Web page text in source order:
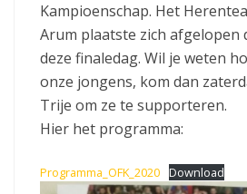
Kampioenschap. Het
Arum plaatste zich afgelopen
deze finaledag. Wil je weten
onze jongens, kom dan
Trije om ze te supporteren.
Hier het programma:
Programma_OFK_2020 Download